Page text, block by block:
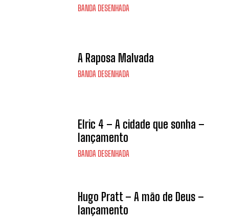
BANDA DESENHADA
A Raposa Malvada
BANDA DESENHADA
Elric 4 – A cidade que sonha –
lançamento
BANDA DESENHADA
Hugo Pratt – A mão de Deus –
lançamento